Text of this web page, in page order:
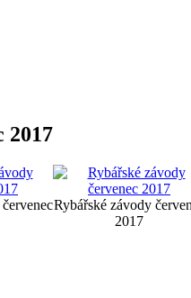
2017
Rybářské závody
2017